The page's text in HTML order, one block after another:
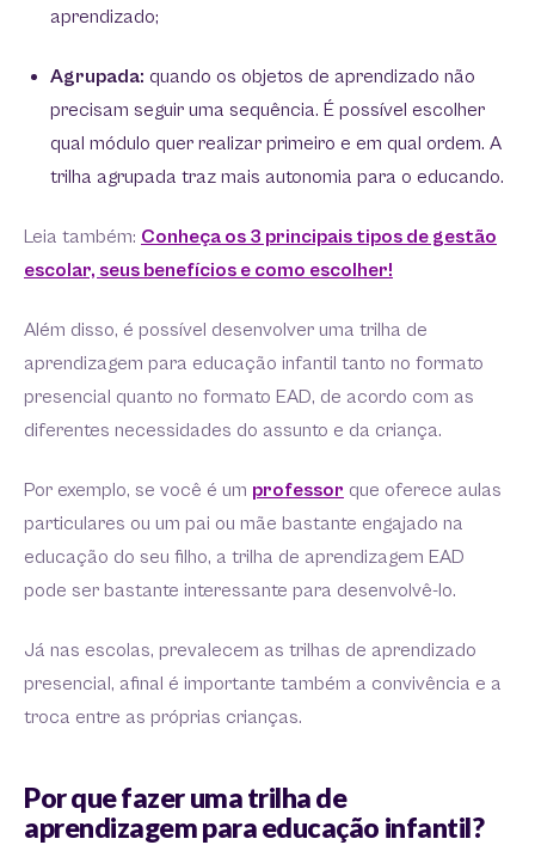
aprendizado;
Agrupada: quando os objetos de aprendizado não
precisam seguir uma sequência. É possível escolher
qual módulo quer realizar primeiro e em qual ordem. A
trilha agrupada traz mais autonomia para o educando.
Leia também: Conheça os 3 principais tipos de gestão
escolar, seus benefícios e como escolher!
Além disso, é possível desenvolver uma trilha de
aprendizagem para educação infantil tanto no formato
presencial quanto no formato EAD, de acordo com as
diferentes necessidades do assunto e da criança.
Por exemplo, se você é um professor que oferece aulas
particulares ou um pai ou mãe bastante engajado na
educação do seu filho, a trilha de aprendizagem EAD
pode ser bastante interessante para desenvolvê-lo.
Já nas escolas, prevalecem as trilhas de aprendizado
presencial, afinal é importante também a convivência e a
troca entre as próprias crianças.
Por que fazer uma trilha de
aprendizagem para educação infantil?